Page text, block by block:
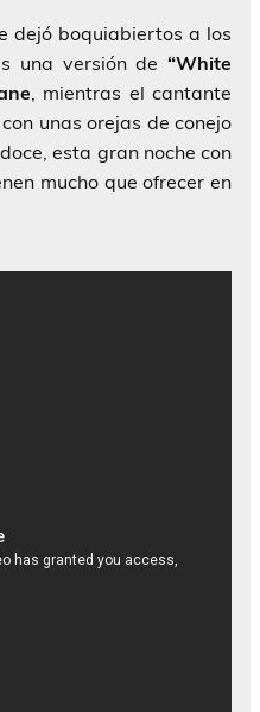
dejó boquiabiertos a los
una versión de “White
, mientras el cantante
unas orejas de conejo
esta gran noche con
mucho que ofrecer en